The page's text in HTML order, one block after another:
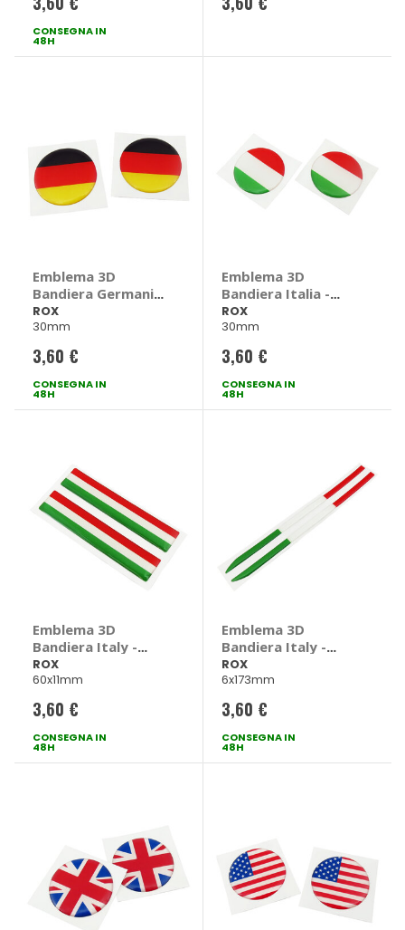
CONSEGNA IN
48H
Emblema 3D
Bandiera Germania
- ROX
ROX
30mm
3,60 €
CONSEGNA IN
48H
Emblema 3D
Bandiera Italia -
ROX
ROX
30mm
3,60 €
CONSEGNA IN
48H
Emblema 3D
Bandiera Italy -
ROX
ROX
60x11mm
3,60 €
CONSEGNA IN
48H
Emblema 3D
Bandiera Italy -
ROX
ROX
6x173mm
3,60 €
CONSEGNA IN
48H